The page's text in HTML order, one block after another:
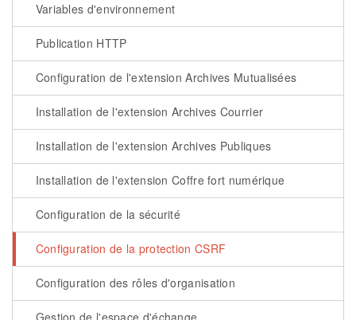
Variables d'environnement
Publication HTTP
Configuration de l'extension Archives Mutualisées
Installation de l'extension Archives Courrier
Installation de l'extension Archives Publiques
Installation de l'extension Coffre fort numérique
Configuration de la sécurité
Configuration de la protection CSRF
Configuration des rôles d'organisation
Gestion de l'espace d'échange